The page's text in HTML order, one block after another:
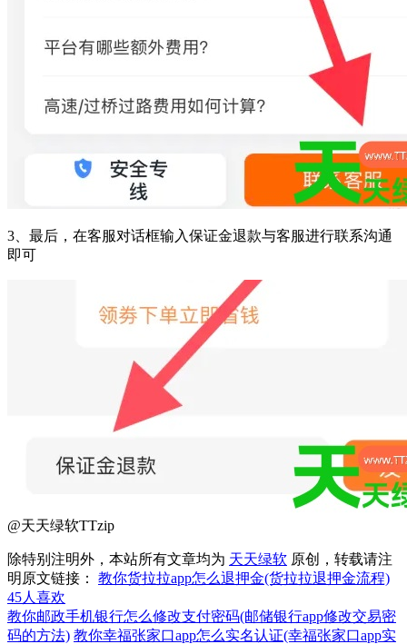
3、最后，在客服对话框输入保证金退款与客服进行联系沟通
即可
@天天绿软TTzip
除特别注明外，本站所有文章均为 天天绿软 原创，转载请注
明原文链接： 教你货拉拉app怎么退押金(货拉拉退押金流程)
45人喜欢
教你邮政手机银行怎么修改支付密码(邮储银行app修改交易密
码的方法) 教你幸福张家口app怎么实名认证(幸福张家口app实